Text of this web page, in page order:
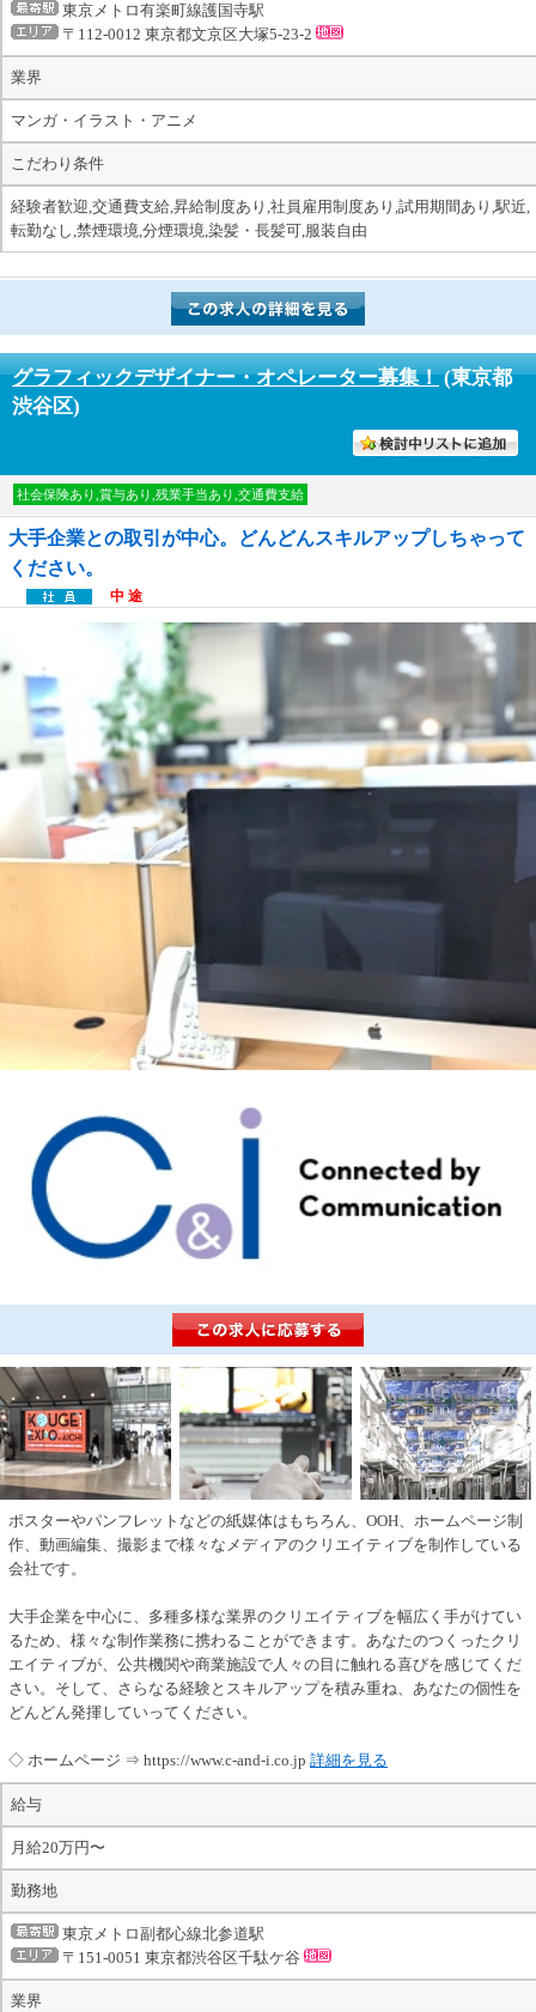
東京メトロ有楽町線護国寺駅
〒112-0012 東京都文京区大塚5-23-2
業界
マンガ・イラスト・アニメ
こだわり条件
経験者歓迎,交通費支給,昇給制度あり,社員雇用制度あり,試用期間あり,駅近,
転勤なし,禁煙環境,分煙環境,染髪・長髪可,服装自由
グラフィックデザイナー・オペレーター募集！(東京都
渋谷区)
社会保険あり,賞与あり,残業手当あり,交通費支給
大手企業との取引が中心。どんどんスキルアップしちゃって
ください。
中 途
ポスターやパンフレットなどの紙媒体はもちろん、OOH、ホームページ制
作、動画編集、撮影まで様々なメディアのクリエイティブを制作している
会社です。
大手企業を中心に、多種多様な業界のクリエイティブを幅広く手がけてい
るため、様々な制作業務に携わることができます。あなたのつくったクリ
エイティブが、公共機関や商業施設で人々の目に触れる喜びを感じてくだ
さい。そして、さらなる経験とスキルアップを積み重ね、あなたの個性を
どんどん発揮していってください。
◇ ホームページ ⇒ https://www.c-and-i.co.jp 詳細を見る
給与
月給20万円〜
勤務地
東京メトロ副都心線北参道駅
〒151-0051 東京都渋谷区千駄ケ谷
業界